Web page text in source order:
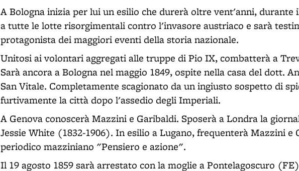
A Bologna inizia per lui un esilio che durerà oltre vent'anni, durante
a tutte le lotte risorgimentali contro l'invasore austriaco e sarà
protagonista dei maggiori eventi della storia nazionale.
Unitosi ai volontari aggregati alle truppe di Pio IX, combatterà a
Sarà ancora a Bologna nel maggio 1849, ospite nella casa del dott.
San Vitale. Completamente scagionato da un ingiusto sospetto di
furtivamente la città dopo l'assedio degli Imperiali.
A Genova conoscerà Mazzini e Garibaldi. Sposerà a Londra la
Jessie White (1832-1906). In esilio a Lugano, frequenterà Mazzini e
periodico mazziniano "Pensiero e azione".
Il 19 agosto 1859 sarà arrestato con la moglie a Pontelagoscuro